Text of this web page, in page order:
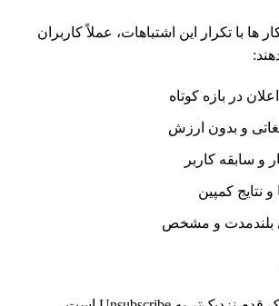
با تکرار این اشتباهات، عملاً کاربران
در بازه کوتاه
و بدون ارزش
و سابقه کاربر
نتایج کمپین
بلندمدت و مشخص